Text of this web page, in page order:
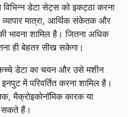
डेटा सेट्स को इकट्ठा करना
मात्रा, आर्थिक संकेतक और
भावना शामिल है। जितना अधिक
ही बेहतर सीख सकेगा।
डेटा का चयन और उसे मशीन
में परिवर्तित करना शामिल है।
मैक्रोइकोनॉमिक कारक या
सकते हैं।